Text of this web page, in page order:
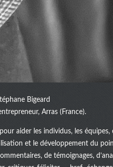
Bigeard
Arras (France).
aider les individus, les
et le développement du
de témoignages,